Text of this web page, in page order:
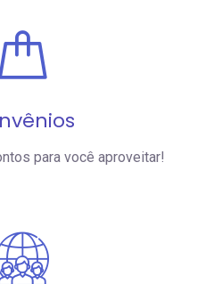
para você aproveitar!